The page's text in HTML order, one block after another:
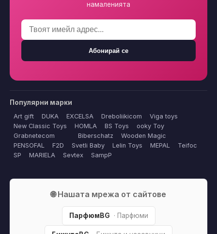
намаленията
Абонирай се
Популярни марки
Art gift DUKA EXCELSA Dreboliikicom
Viga toys
New Classic Toys
HOMLA BS Toys
ooky Toy
Grabnetecom
Biberschatz
Wooden Magic
PENSOFAL
F2D Svetli Baby Lelin Toys MEPAL
Teifoc
SP
MARIELA Sevtex SampP
🌐 Нашата мрежа от сайтове
ПарфюмBG · Парфюми